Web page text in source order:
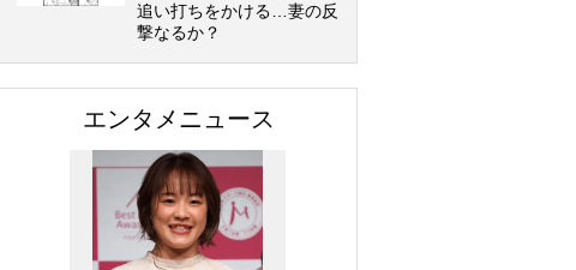
追い打ちをかける…妻の反
撃なるか？
エンタメニュース